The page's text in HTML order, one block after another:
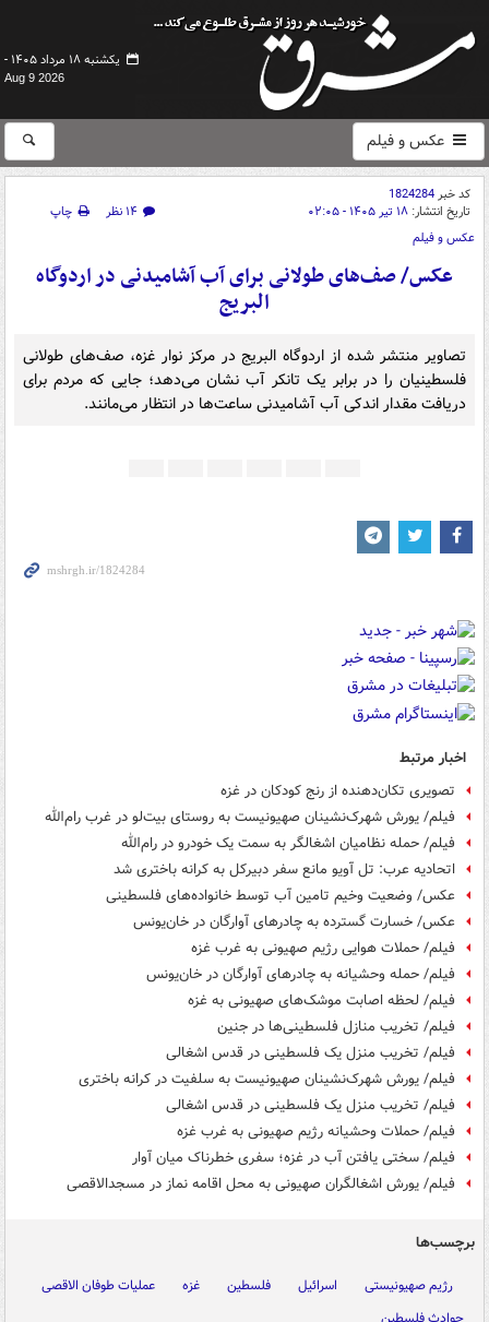
یکشنبه ۱۸ مرداد ۱۴۰۵ -
Aug 9 2026
عکس و فیلم
کد خبر1824284
تاریخ انتشار: ۱۸ تیر ۱۴۰۵ - ۰۲:۰۵ ۱۴ نظر
چاپ
عکس و فیلم
عکس/ صف‌های طولانی برای آب آشامیدنی در اردوگاه
البریج
تصاویر منتشر شده از اردوگاه البریج در مرکز نوار غزه، صف‌های طولانی
فلسطینیان را در برابر یک تانکر آب نشان می‌دهد؛ جایی که مردم برای
دریافت مقدار اندکی آب آشامیدنی ساعت‌ها در انتظار می‌مانند.
اخبار مرتبط
تصویری تکان‌دهنده از رنج کودکان در غزه
فیلم/ یورش شهرک‌نشینان صهیونیست به روستای بیت‌لو در غرب رام‌الله
فیلم/ حمله نظامیان اشغالگر به سمت یک خودرو در رام‌الله
اتحادیه عرب: تل آویو مانع سفر دبیرکل به کرانه باختری شد
عکس/ وضعیت وخیم تامین آب توسط خانواده‌های فلسطینی
عکس/ خسارت گسترده به چادرهای آوارگان در خان‌یونس
فیلم/ حملات هوایی رژیم صهیونی به غرب غزه
فیلم/ حمله وحشیانه به چادرهای آوارگان در خان‌یونس
فیلم/ لحظه اصابت موشک‌های صهیونی به غزه
فیلم/ تخریب منازل فلسطینی‌ها در جنین
فیلم/ تخریب منزل یک فلسطینی در قدس اشغالی
فیلم/ یورش شهرک‌نشینان صهیونیست به سلفیت در کرانه باختری
فیلم/ تخریب منزل یک فلسطینی در قدس اشغالی
فیلم/ حملات وحشیانه رژیم صهیونی به غرب غزه
فیلم/ سختی یافتن آب در غزه؛ سفری خطرناک میان آوار
فیلم/ یورش اشغالگران صهیونی به محل اقامه نماز در مسجدالاقصی
برچسب‌ها
رژیم صهیونیستی اسرائیل فلسطین غزه
عملیات طوفان الاقصی